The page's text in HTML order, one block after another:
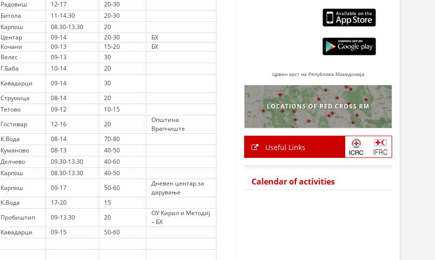
DISSEMINATION
INTERNATIONAL HUMANITARIAN LAW
PROMOTION OF HUMAN VALUES
USE AND PROTECTION OF THE EMBLEM
THE SOCIAL WELFARE ACTIVITY
DISASTER PREPAREDNESS AND RESPONSE
RESEARCH OF PUBLIC OPINION
INTERNATIONAL COOPERATION
TRACING SERVICE
HEALTH PREVENTION
BLOOD DONATION
VOLUNTEER MANAGEMENT
Радовиш 12-17
20-30
Битола 11-14.30
20-30
Карпош 08.30-13.30
20
Центар 09-14 20-30
БХ
Кочани 09-13 15-20
БХ
Велес 09-13
30
Г.Баба 10-14
20
Кавадарци 09-14
30
Струмица 08-14
20
Тетово 09-12
10-15
Гостивар 12-16 20
Општина
Врапчиште
К.Вода 08-14
70-80
Куманово 08-13
40-50
Делчево 09.30-13.30
40-60
Карпош 08.30-13.30
40-50
Карпош 09-17 50-60
Дневен центар за
дарување
К.Вода 17-20
15
Пробиштип 09-13.30 20
ОУ Кирил и Методиј
– БХ
Кавадарци 09-15
50-60
Црвен крст на Република Македонија
LOCATIONS OF RED CROSS RM
Useful Links
Calendar of activities